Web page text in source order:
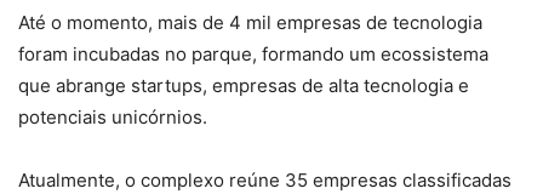
Até o momento, mais de 4 mil empresas de tecnologia
foram incubadas no parque, formando um ecossistema
que abrange startups, empresas de alta tecnologia e
potenciais unicórnios.
Atualmente, o complexo reúne 35 empresas classificadas